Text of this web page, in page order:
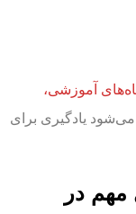
آموزشی،
یادگیری برای
در